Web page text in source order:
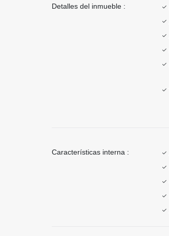
Detalles del inmueble :
Características interna :